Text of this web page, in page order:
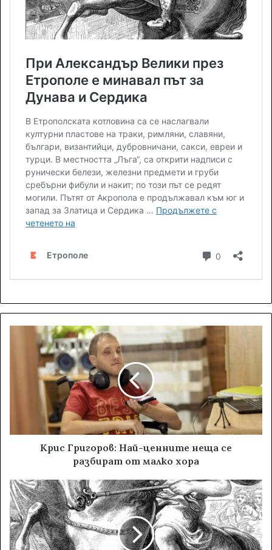
Крис Григоров: Най-ценните неща се
разбират от малко хора